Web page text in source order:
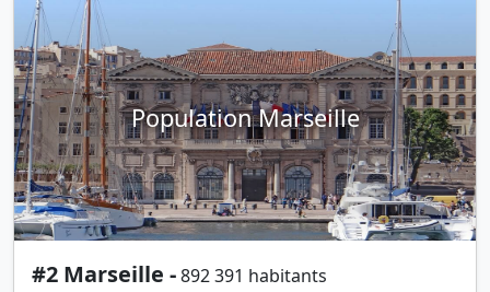
Population Marseille
#2 Marseille -892 391 habitants